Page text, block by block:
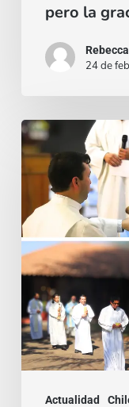
pero la
24 de
Actualidad
“Un
sí
nace
del
encuentro”:
Testimonio
de
Manuel
Pérez